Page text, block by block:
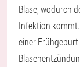
Blase, wodurch
Infektion
einer Frühgeburt